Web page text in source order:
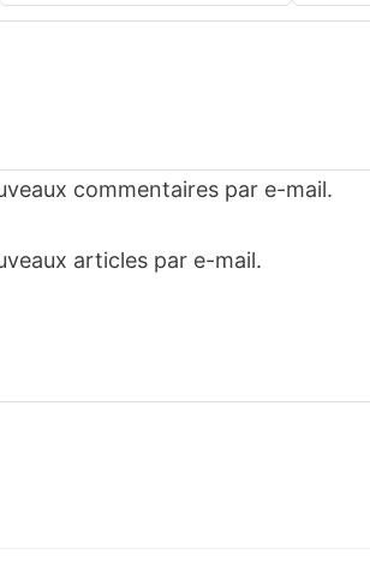
commentaires par e-mail.
articles par e-mail.